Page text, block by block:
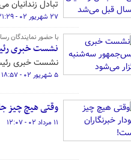
تبادل زندانیان
۲۷ شهریور ۰۲ - ۲۱:۲۹
با حضور نمایندگان
نشست خبری
نشست خبری
۵ شهریور ۰۲ - ۱۸:۵۷
وقتی هیچ چیز
۱۱ مرداد ۰۲ - ۱۲:۰۷